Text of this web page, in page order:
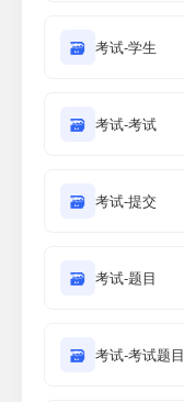
🗃 考试-学生
🗃 考试-考试
🗃 考试-提交
🗃 考试-题目
🗃 考试-考试题目